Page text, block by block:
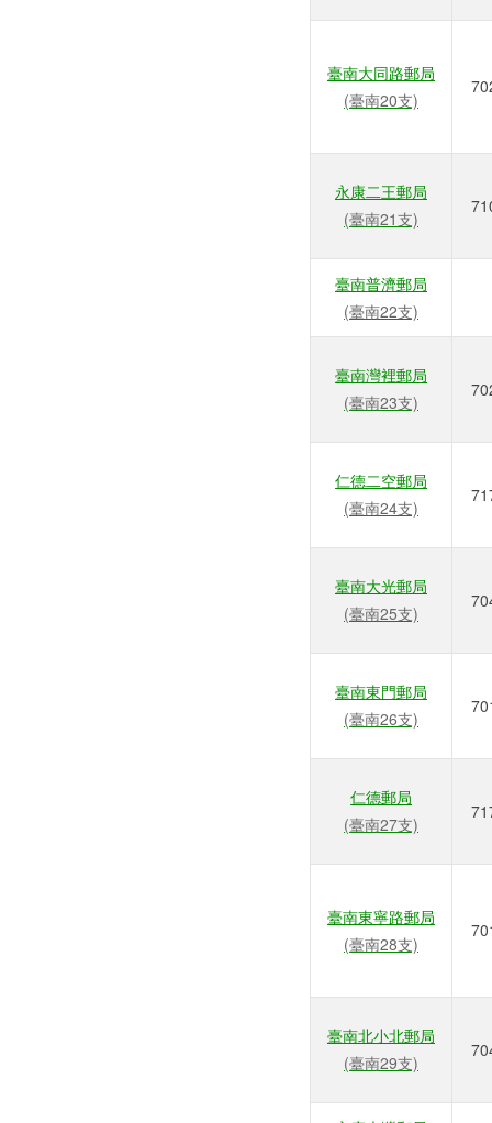
臺南大同路郵局
(臺南20支)
永康二王郵局
(臺南21支)
臺南普濟郵局
(臺南22支)
臺南灣裡郵局
(臺南23支)
仁德二空郵局
(臺南24支)
臺南大光郵局
(臺南25支)
臺南東門郵局
(臺南26支)
仁德郵局
(臺南27支)
臺南東寧路郵局
(臺南28支)
臺南北小北郵局
(臺南29支)